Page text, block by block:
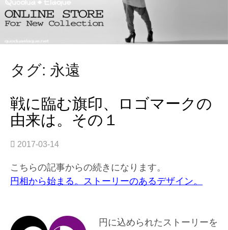
タグ: 永遠
戦に臨む旗印、ロゴマークの
由来は。その１
2017-03-14
こちらの記事からの続きになります。
円相から始まる。ストーリーのあるデザイン。
円に込められたストーリーを